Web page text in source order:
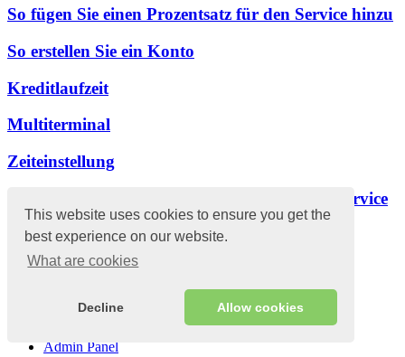
This website uses cookies to ensure you get the
best experience on our website.
What are cookies
Decline Allow cookies
So fügen Sie einen Prozentsatz für den Service hinzu
So erstellen Sie ein Konto
Kreditlaufzeit
Multiterminal
Zeiteinstellung
So ändern Sie Sprache und Währung in Skyservice
Verkaufsterminal
Erste Schritte
Admin Panel